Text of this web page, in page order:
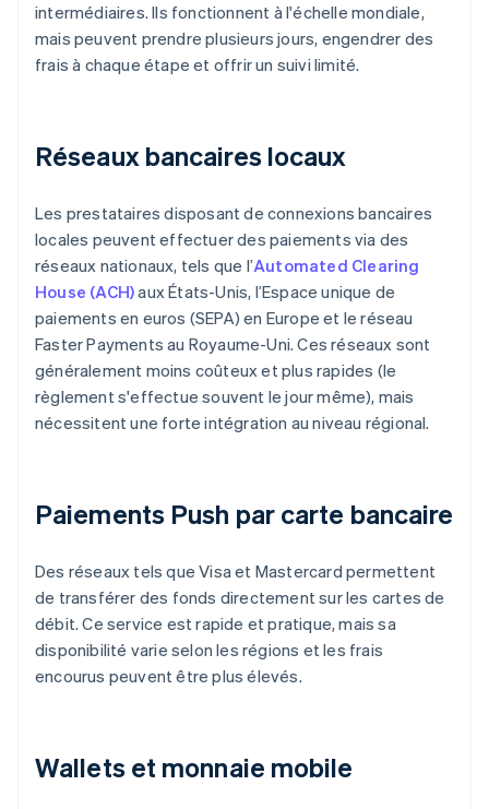
intermédiaires. Ils fonctionnent à l'échelle mondiale,
mais peuvent prendre plusieurs jours, engendrer des
frais à chaque étape et offrir un suivi limité.
Réseaux bancaires locaux
Les prestataires disposant de connexions bancaires
locales peuvent effectuer des paiements via des
réseaux nationaux, tels que l’Automated Clearing
House (ACH)aux États-Unis, l’Espace unique de
paiements en euros (SEPA) en Europe et le réseau
Faster Payments au Royaume-Uni. Ces réseaux sont
généralement moins coûteux et plus rapides (le
règlement s'effectue souvent le jour même), mais
nécessitent une forte intégration au niveau régional.
Paiements Push par carte bancaire
Des réseaux tels que Visa et Mastercard permettent
de transférer des fonds directement sur les cartes de
débit. Ce service est rapide et pratique, mais sa
disponibilité varie selon les régions et les frais
encourus peuvent être plus élevés.
Wallets et monnaie mobile